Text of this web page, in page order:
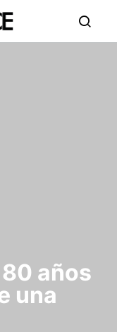
años
una